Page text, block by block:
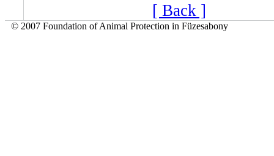
[ Back ]
© 2007 Foundation of Animal Protection in Füzesabony